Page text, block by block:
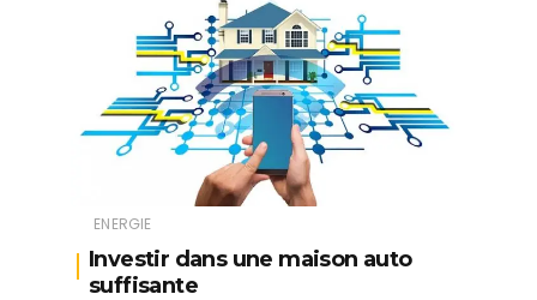
ENERGIE
Investir dans une maison auto
suffisante